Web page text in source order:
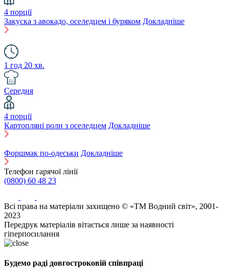
4 порції
Закуска з авокадо, оселедцем і буряком Докладніше
1 год 20 хв.
Середня
4 порції
Картопляні роли з оселедцем Докладніше
Форшмак по-одеськи Докладніше
Телефон гарячої лінії
(0800) 60 48 23
Всі права на матеріали захищено © «ТМ Водний світ», 2001-
2023
Передрук матеріалів вітається лише за наявності
гіперпосилання
Будемо раді довгостроковій співпраці